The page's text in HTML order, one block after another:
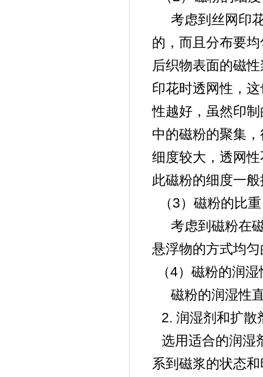
考虑到丝网印
的，而且分布要
后织物表面的磁
印花时透网性，
性越好，虽然印
中的磁粉的聚集
细度较大，透网
此磁粉的细度一
（3）磁粉的比重
考虑到磁粉在
悬浮物的方式均
（4）磁粉的润湿
磁粉的润湿性
2. 润湿剂和扩散
选用适合的润湿
系到磁浆的状态